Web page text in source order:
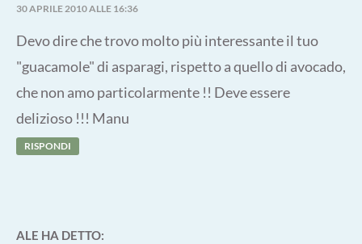
30 APRILE 2010 ALLE 16:36
Devo dire che trovo molto più interessante il tuo
"guacamole" di asparagi, rispetto a quello di avocado,
che non amo particolarmente !! Deve essere
delizioso !!! Manu
RISPONDI
ALE HA DETTO: